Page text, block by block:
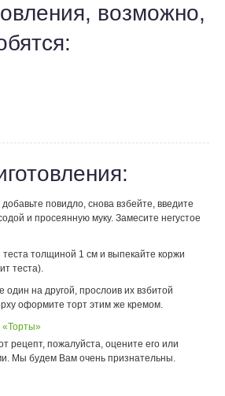
возможно,
повидло, снова взбейте, введите
и просеянную муку. Замесите негустое
толщиной 1 см и выпекайте коржи
теста).
на другой, прослоив их взбитой
оформите торт этим же кремом.
«Торты»
рецепт, пожалуйста, оцените его или
Мы будем Вам очень признательны.